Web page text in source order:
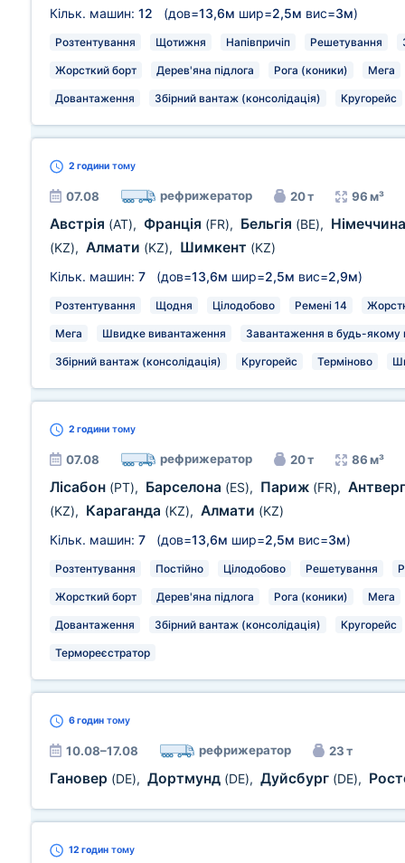
Кільк. машин: 12 (дов=13,6м шир=2,5м вис=3м)
Розтентування Щотижня Напівпричіп Решетування
Жорсткий борт Дерев'яна підлога Рога (коники) Мега
Довантаження Збірний вантаж (консолідація) Кругорейс
2 години тому
07.08 рефрижератор 20 т 96 м³
Австрія (AT), Франція (FR), Бельгія (BE),
(KZ), Алмати (KZ), Шимкент (KZ)
Кільк. машин: 7 (дов=13,6м шир=2,5м вис=2,9м)
Розтентування Щодня Цілодобово Ремені 14
Мега Швидке вивантаження Завантаження в будь-якому
Збірний вантаж (консолідація) Кругорейс Терміново
2 години тому
07.08 рефрижератор 20 т 86 м³
Лісабон (PT), Барселона (ES), Париж (FR),
(KZ), Караганда (KZ), Алмати (KZ)
Кільк. машин: 7 (дов=13,6м шир=2,5м вис=3м)
Розтентування Постійно Цілодобово Решетування
Жорсткий борт Дерев'яна підлога Рога (коники) Мега
Довантаження Збірний вантаж (консолідація) Кругорейс
Термореєстратор
6 годин тому
10.08–17.08 рефрижератор 23 т
Гановер (DE), Дортмунд (DE), Дуйсбург (DE),
12 годин тому